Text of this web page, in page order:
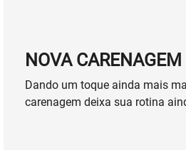
NOVA CARENAGEM
Dando um toque ainda mais
carenagem deixa sua rotina